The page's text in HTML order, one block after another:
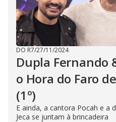
DO R7/27/11/2024
Dupla Fernando
o Hora do Faro
(1º)
E ainda, a cantora Pocah e a
Jeca se juntam à brincadeira